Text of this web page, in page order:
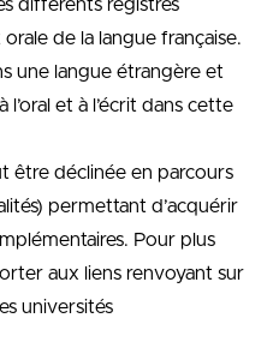
différents registres
de la langue française.
une langue étrangère et
l’oral et à l’écrit dans cette
être déclinée en parcours
permettant d’acquérir
Pour plus
aux liens renvoyant sur
universités